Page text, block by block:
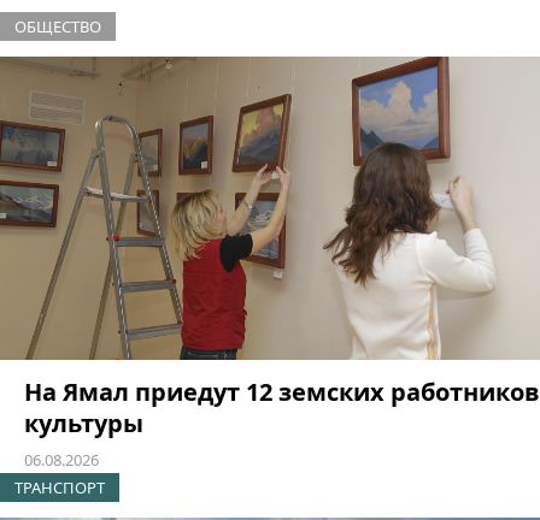
ОБЩЕСТВО
На Ямал приедут 12 земских работников
культуры
06.08.2026
ТРАНСПОРТ